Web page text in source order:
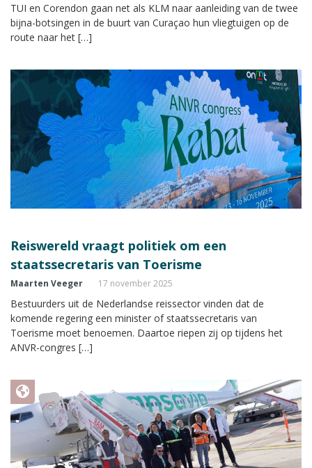
TUI en Corendon gaan net als KLM naar aanleiding van de twee
bijna-botsingen in de buurt van Curaçao hun vliegtuigen op de
route naar het […]
Reiswereld vraagt politiek om een
staatssecretaris van Toerisme
Maarten Veeger 17 november 2025
Bestuurders uit de Nederlandse reissector vinden dat de
komende regering een minister of staatssecretaris van
Toerisme moet benoemen. Daartoe riepen zij op tijdens het
ANVR-congres […]